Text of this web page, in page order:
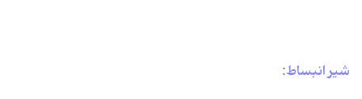
شیر انبساط: